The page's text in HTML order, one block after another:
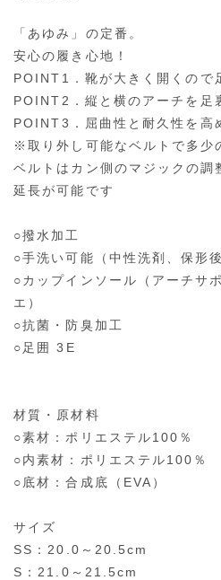
「あゆみ」の定番。
安心の履き心地！
POINT1．靴が大きく開くので
POINT2．縦と横のアーチを足
POINT3．屈曲性と耐久性を高
※取り外し可能なベルトで多少
ベルトはカン側のマジックの
延長が可能です
○撥水加工
○手洗い可能（中性洗剤、保形
○カップインソール（アーチサ
エ）
○抗菌・防臭加工
○足囲 3E
材質・原材料
○素材：ポリエステル100％
○内素材：ポリエステル100％
○底材：合成底（EVA）
サイズ
SS：20.0～20.5cm
S：21.0～21.5cm